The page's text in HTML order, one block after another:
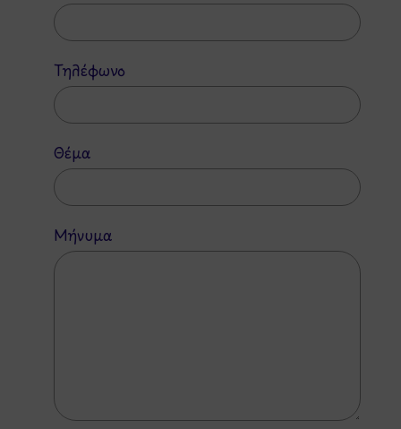
Τηλέφωνο
Θέμα
Μήνυμα